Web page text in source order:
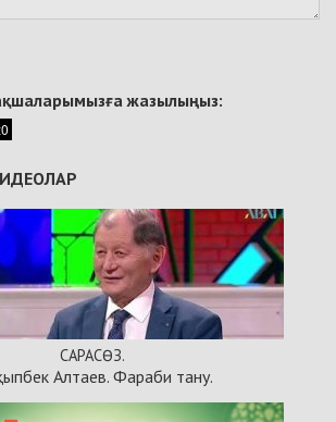
жазылыңыз:
САРАСӨЗ.
Алтаев. Фараби тану.